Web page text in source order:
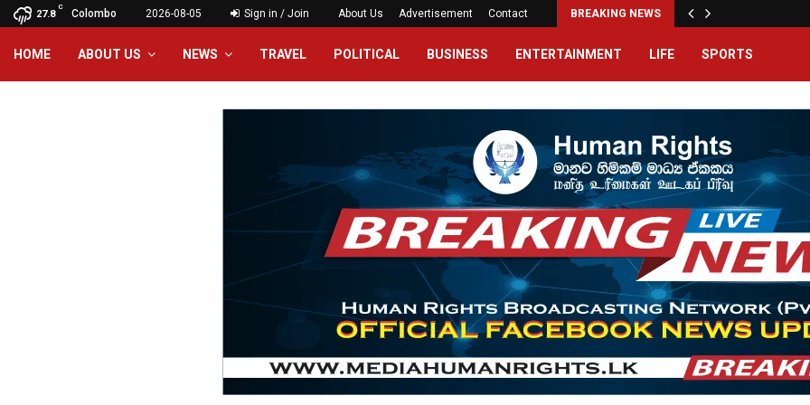
27.8
C
Colombo 2026-08-05 Sign in / Join About Us Advertisement Contact BREAKING NEWS
HOME ABOUT US NEWS TRAVEL POLITICAL BUSINESS ENTERTAINMENT LIFE SPORTS